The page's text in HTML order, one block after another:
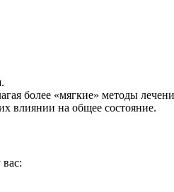
более «мягкие» методы
влиянии на общее состояние.